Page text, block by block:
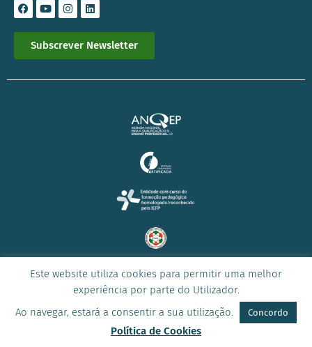
Subscrever Newsletter
© 2023 Todos os direitos reservados –ICONE
Este website utiliza cookies para permitir uma melhor
experiência por parte do Utilizador.
Ao navegar, estará a consentir a sua utilização.
Concordo
Política de Cookies